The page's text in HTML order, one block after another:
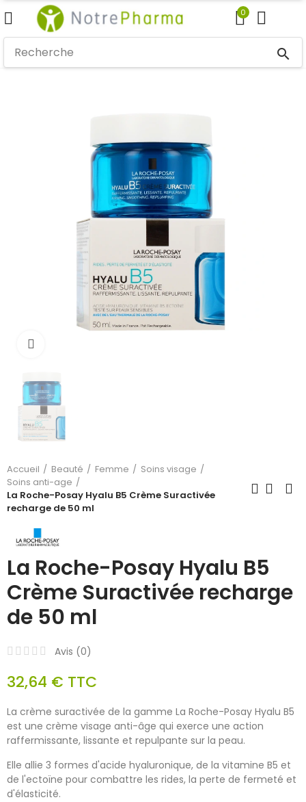
0
search
Accueil Beauté Femme
Soins visage
Soins anti-age
La Roche-Posay Hyalu B5 Crème Suractivée
recharge de 50 ml
La Roche-Posay Hyalu B5
Crème Suractivée recharge
de 50 ml
Avis (0)
32,64 € TTC
La crème suractivée de la gamme La Roche-Posay Hyalu B5
est une crème visage anti-âge qui exerce une action
raffermissante, lissante et repulpante sur la peau.
Elle allie 3 formes d'acide hyaluronique, de la vitamine B5 et
de l'ectoïne pour combattre les rides, la perte de fermeté et
d'élasticité.